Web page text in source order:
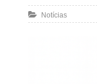
Notícias